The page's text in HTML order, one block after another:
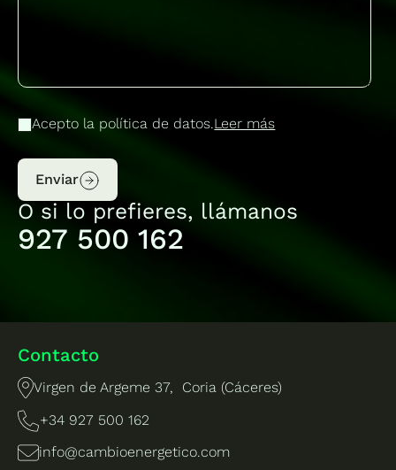
Acepto la política de datos.Leer más
Enviar
O si lo prefieres, llámanos
927 500 162
Contacto
Virgen de Argeme 37, Coria (Cáceres)
+34 927 500 162
info@cambioenergetico.com